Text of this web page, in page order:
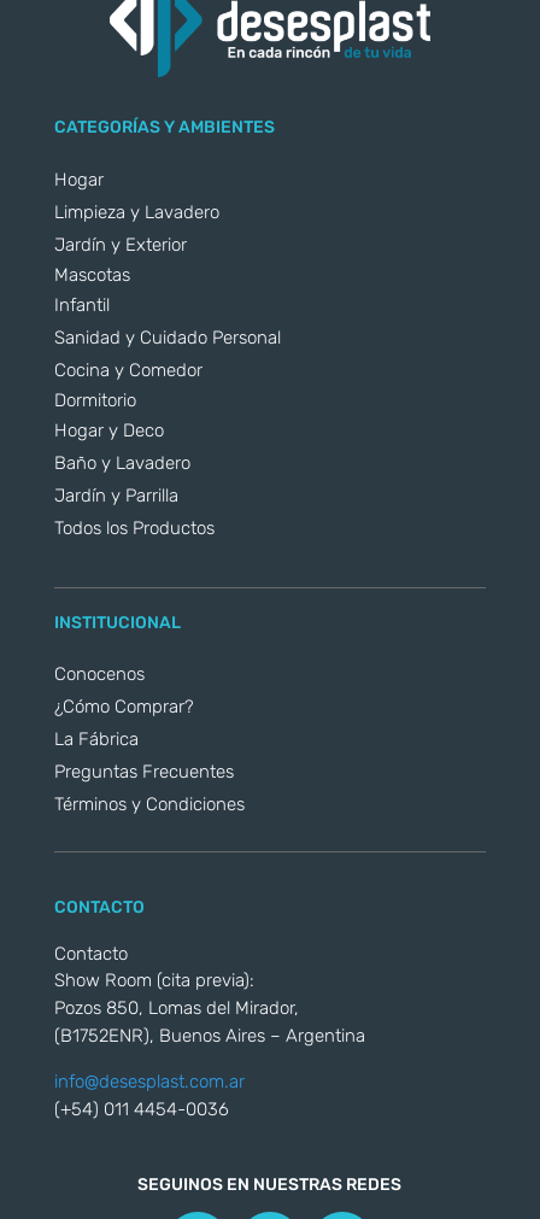
CATEGORÍAS Y AMBIENTES
Hogar
Limpieza y Lavadero
Jardín y Exterior
Mascotas
Infantil
Sanidad y Cuidado Personal
Cocina y Comedor
Dormitorio
Hogar y Deco
Baño y Lavadero
Jardín y Parrilla
Todos los Productos
INSTITUCIONAL
Conocenos
¿Cómo Comprar?
La Fábrica
Preguntas Frecuentes
Términos y Condiciones
CONTACTO
Contacto
Show Room (cita previa):
Pozos 850, Lomas del Mirador,
(B1752ENR), Buenos Aires – Argentina
info@desesplast.com.ar
(+54) 011 4454-0036
SEGUINOS EN NUESTRAS REDES